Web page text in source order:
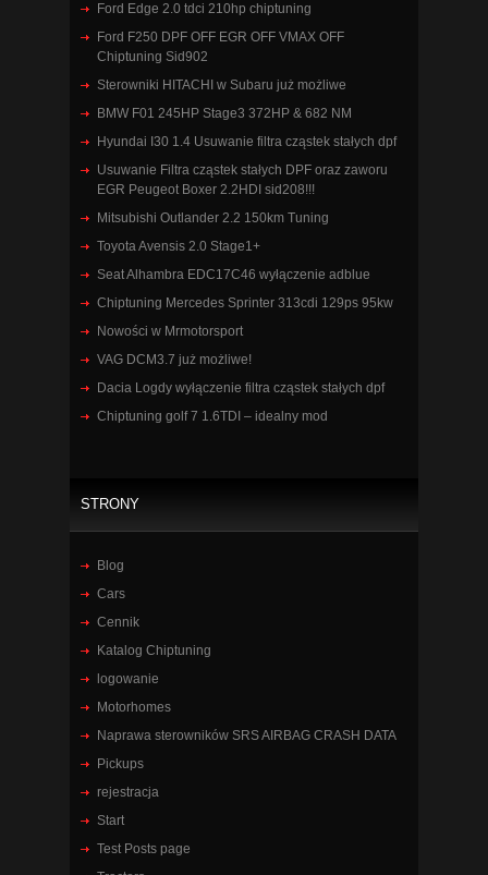
Ford Edge 2.0 tdci 210hp chiptuning
Ford F250 DPF OFF EGR OFF VMAX OFF
Chiptuning Sid902
Sterowniki HITACHI w Subaru już możliwe
BMW F01 245HP Stage3 372HP & 682 NM
Hyundai I30 1.4 Usuwanie filtra cząstek stałych dpf
Usuwanie Filtra cząstek stałych DPF oraz zaworu
EGR Peugeot Boxer 2.2HDI sid208!!!
Mitsubishi Outlander 2.2 150km Tuning
Toyota Avensis 2.0 Stage1+
Seat Alhambra EDC17C46 wyłączenie adblue
Chiptuning Mercedes Sprinter 313cdi 129ps 95kw
Nowości w Mrmotorsport
VAG DCM3.7 już możliwe!
Dacia Logdy wyłączenie filtra cząstek stałych dpf
Chiptuning golf 7 1.6TDI – idealny mod
STRONY
Blog
Cars
Cennik
Katalog Chiptuning
logowanie
Motorhomes
Naprawa sterowników SRS AIRBAG CRASH DATA
Pickups
rejestracja
Start
Test Posts page